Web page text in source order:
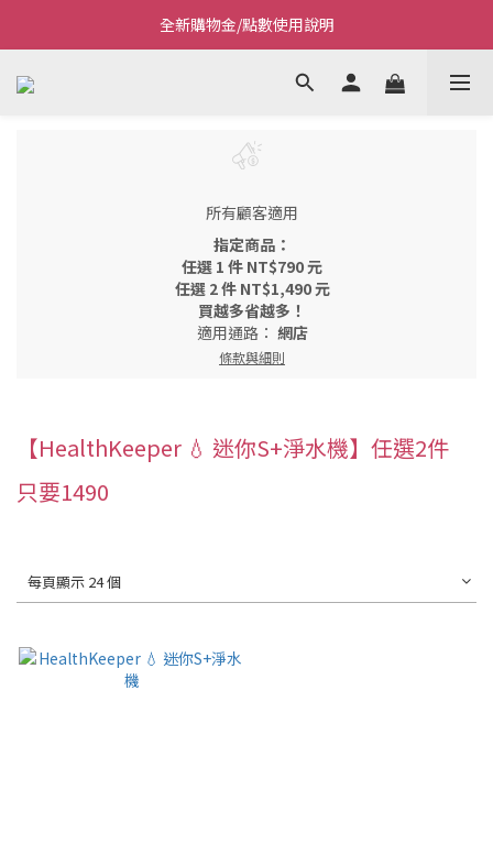
Welcome~私藏生活~
全新購物金/點數使用說明
Welcome~私藏生活~
所有顧客適用
指定商品：
任選 1 件 NT$790 元
任選 2 件 NT$1,490 元
買越多省越多！
適用通路： 網店
條款與細則
【HealthKeeper 💧 迷你S+淨水機】任選2件
只要1490
每頁顯示 24 個